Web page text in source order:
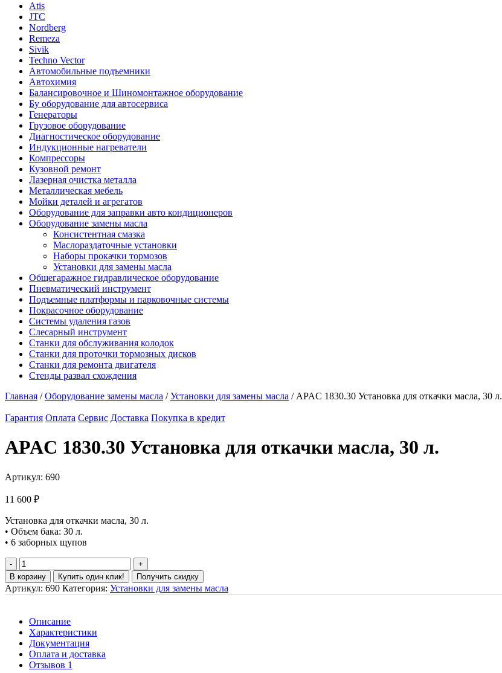
Atis
JTC
Nordberg
Remeza
Sivik
Techno Vector
Автомобильные подъемники
Автохимия
Балансировочное и Шиномонтажное оборудование
Бу оборудование для автосервиса
Генераторы
Грузовое оборудование
Диагностическое оборудование
Индукционные нагреватели
Компрессоры
Кузовной ремонт
Лазерная очистка металла
Металлическая мебель
Мойки деталей и агрегатов
Оборудование для заправки авто кондиционеров
Оборудование замены масла
Консистентная смазка
Маслораздаточные установки
Наборы прокачки тормозов
Установки для замены масла
Общегаражное гидравлическое оборудование
Пневматический инструмент
Подъемные платформы и парковочные системы
Покрасочное оборудование
Системы удаления газов
Слесарный инструмент
Станки для обслуживания колодок
Станки для проточки тормозных дисков
Станки для ремонта двигателя
Стенды развал схождения
Главная /Оборудование замены масла /Установки для замены масла / APAC 1830.30 Установка для откачки масла, 30 л.
Гарантия Оплата Сервис Доставка Покупка в кредит
APAC 1830.30 Установка для откачки масла, 30 л.
Артикул: 690
11 600 ₽
Установка для откачки масла, 30 л.
• Объем бака: 30 л.
• 6 заборных щупов
В корзину Купить один клик! Получить скидку
Артикул: 690 Категория: Установки для замены масла
Описание
Характеристики
Документация
Оплата и доставка
Отзывов 1